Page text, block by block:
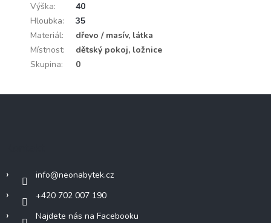
Výška:
40
Hloubka:
35
Materiál:
dřevo / masív, látka
Místnost:
dětský pokoj, ložnice
Skupina: 0
info@neonabytek.cz
+420 702 007 190
Najdete nás na Facebooku